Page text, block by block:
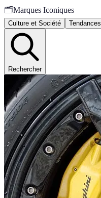
🗂️Marques Iconiques
Culture et Société Tendances
Rechercher